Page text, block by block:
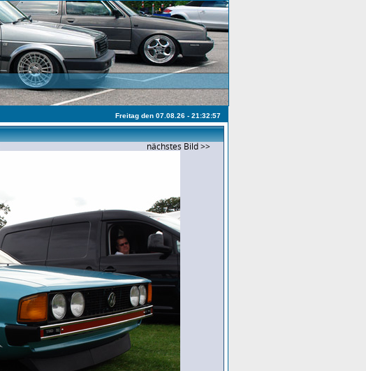
Freitag den 07.08.26 - 21:32:57
nächstes Bild >>